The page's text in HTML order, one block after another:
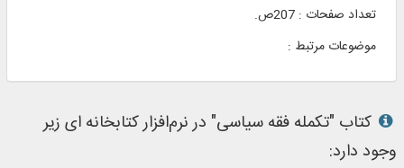
تعداد صفحات : 207ص.
موضوعات مرتبط :
کتاب "تکمله فقه سیاسی" در نرم‌افزار کتابخانه ای زیر
وجود دارد: